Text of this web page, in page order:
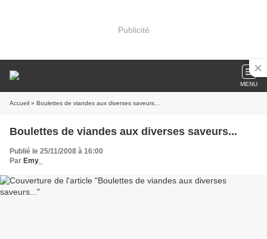
Publicité
MENU
Accueil » Boulettes de viandes aux diverses saveurs...
Boulettes de viandes aux diverses saveurs...
Publié le 25/11/2008 à 16:00
Par Emy_